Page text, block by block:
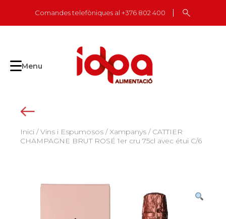
content
Comandes telefòniques al +376 802 400
Menu
Inici /Vins i Espumosos /Xampanys / CATTIER
CHAMPAGNE BRUT ROSÉ 1er cru 75cl avec étui C/6